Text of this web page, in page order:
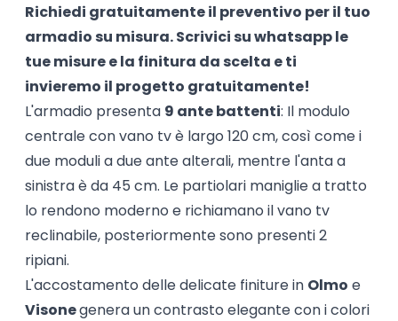
Richiedi gratuitamente il preventivo per il tuo
armadio su misura. Scrivici suwhatsapple
tue misure e la finitura da scelta e ti
invieremo il progetto gratuitamente!
L'armadio presenta 9 ante battenti: Il modulo
centrale con vano tv è largo 120 cm, così come i
due moduli a due ante alterali, mentre l'anta a
sinistra è da 45 cm. Le partiolari maniglie a tratto
lo rendono moderno e richiamano il vano tv
reclinabile, posteriormente sono presenti 2
ripiani.
L'accostamento delle delicate finiture in Olmo e
Visonegenera un contrasto elegante con i colori